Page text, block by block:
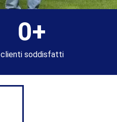
clienti soddisfatti
0+